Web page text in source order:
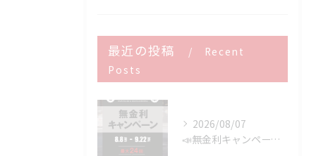
最近の投稿
Recent
Posts
2026/08/07
📣無金利キャンペーン開催決定‼️